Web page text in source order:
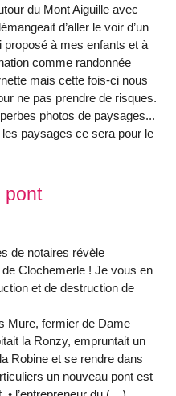
du Mont Aiguille avec
d’aller le voir d’un
proposé à mes enfants et à
comme randonnée
mais cette fois-ci nous
ne pas prendre de risques.
photos de paysages...
les paysages ce sera pour le
pont
de notaires révèle
Clochemerle ! Je vous en
et de destruction de
Mure, fermier de Dame
la Ronzy, empruntait un
Robine et se rendre dans
un nouveau pont est